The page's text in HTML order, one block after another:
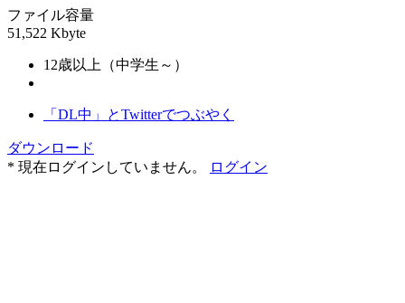
ファイル容量
51,522 Kbyte
12歳以上（中学生～）
「DL中」とTwitterでつぶやく
ダウンロード
* 現在ログインしていません。
ログイン